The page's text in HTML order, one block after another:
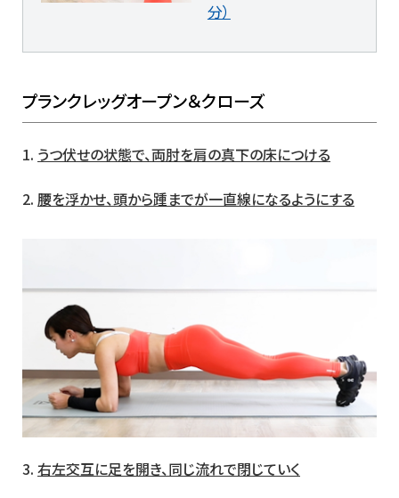
分）
プランクレッグオープン＆クローズ
1. うつ伏せの状態で、両肘を肩の真下の床につける
2. 腰を浮かせ、頭から踵までが一直線になるようにする
3. 右左交互に足を開き、同じ流れで閉じていく